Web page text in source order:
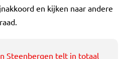
en kijken naar andere
Steenbergen telt in totaal